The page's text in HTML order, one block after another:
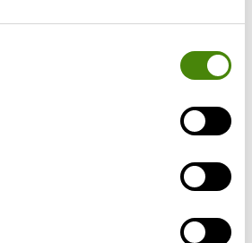
on kuljettajalle haastavaa